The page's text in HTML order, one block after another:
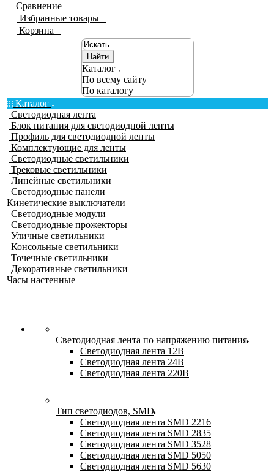
Сравнение
Избранные товары
Корзина
Найти
Каталог
По всему сайту
По каталогу
Каталог
Светодиодная лента
Блок питания для светодиодной ленты
Профиль для светодиодной ленты
Комплектующие для ленты
Светодиодные светильники
Трековые светильники
Линейные светильники
Светодиодные панели
Кинетические выключатели
Светодиодные модули
Светодиодные прожекторы
Уличные светильники
Консольные светильники
Точечные светильники
Декоративные светильники
Часы настенные
Светодиодная лента по напряжению питания
Светодиодная лента 12В
Светодиодная лента 24В
Светодиодная лента 220В
Тип светодиодов, SMD
Cветодиодная лента SMD 2216
Светодиодная лента SMD 2835
Светодиодная лента SMD 3528
Светодиодная лента SMD 5050
Светодиодная лента SMD 5630